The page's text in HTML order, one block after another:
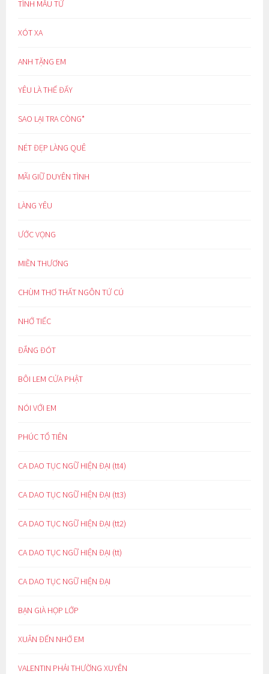
TÌNH MẪU TỬ
XÓT XA
ANH TẶNG EM
YÊU LÀ THẾ ĐẤY
SAO LẠI TRA CÒNG*
NÉT ĐẸP LÀNG QUÊ
MÃI GIỮ DUYÊN TÌNH
LÀNG YÊU
ƯỚC VỌNG
MIỀN THƯƠNG
CHÙM THƠ THẤT NGÔN TỨ CÚ
NHỚ TIẾC
ĐẮNG ĐÓT
BÔI LEM CỬA PHẬT
NÓI VỚI EM
PHÚC TỔ TIÊN
CA DAO TỤC NGỮ HIỆN ĐẠI (tt4)
CA DAO TỤC NGỮ HIỆN ĐẠI (tt3)
CA DAO TỤC NGỮ HIỆN ĐẠI (tt2)
CA DAO TỤC NGỮ HIỆN ĐẠI (tt)
CA DAO TỤC NGỮ HIỆN ĐẠI
BẠN GIÀ HỌP LỚP
XUÂN ĐẾN NHỚ EM
VALENTIN PHẢI THƯỜNG XUYÊN